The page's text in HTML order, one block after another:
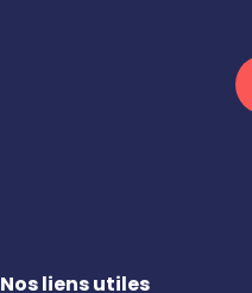
Nos liens utiles